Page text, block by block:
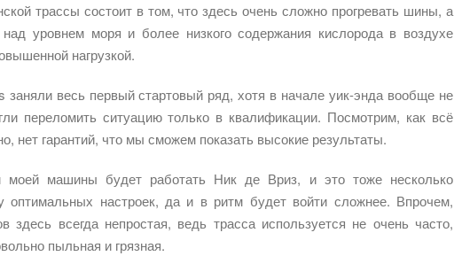
трассы состоит в том, что здесь очень сложно прогревать шины, а
уровнем моря и более низкого содержания кислорода в воздухе
нагрузкой.
весь первый стартовый ряд, хотя в начале уик-энда вообще не
переломить ситуацию только в квалификации. Посмотрим, как всё
нет гарантий, что мы сможем показать высокие результаты.
моей машины будет работать Ник де Вриз, и это тоже несколько
оптимальных настроек, да и в ритм будет войти сложнее. Впрочем,
здесь всегда непростая, ведь трасса используется не очень часто,
пыльная и грязная.